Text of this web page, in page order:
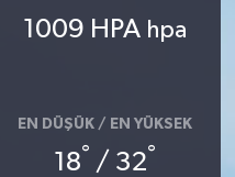
1009 HPA hpa
EN DÜŞÜK / EN YÜKSEK
18° / 32°